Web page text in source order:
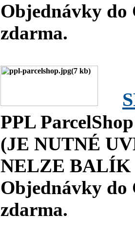
Objednávky do
zdarma.
PPL
(JE NUTNÉ
NELZE BALÍK
Objednávky do
zdarma.